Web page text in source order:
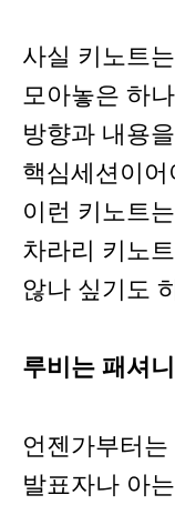
사실 키노트
모아놓은 하
방향과 내용
핵심세션이
이런 키노트
차라리 키노
않나 싶기도
루비는 패셔
언젠가부터
발표자나 아